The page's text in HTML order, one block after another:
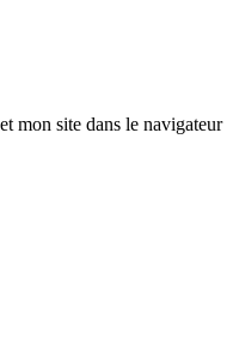
mon site dans le navigateur